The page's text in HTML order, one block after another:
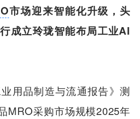
市场迎来智能化升级，头
成立玲珑智能布局工业AI
业用品制造与流通报告》测
MRO采购市场规模2025年